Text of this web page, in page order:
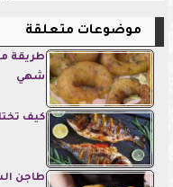
موضوعات متعلقة
طريقة
شهي
كيف
طاجن